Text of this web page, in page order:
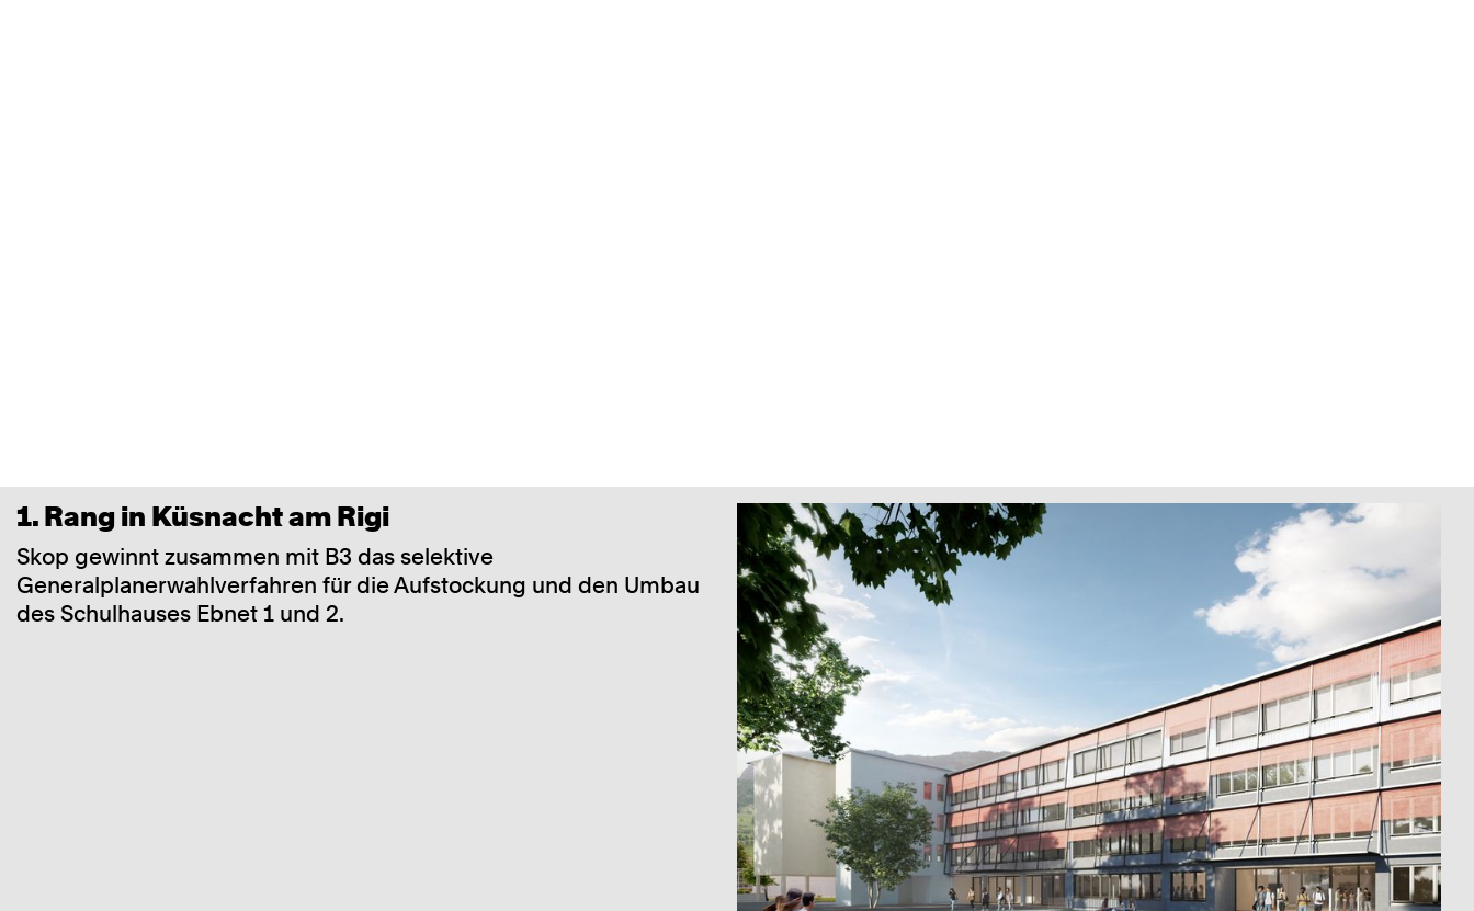
1. Rang in Küsnacht am Rigi
Skop gewinnt zusammen mit B3 das selektive
Generalplanerwahlverfahren für die Aufstockung und den Umbau
des Schulhauses Ebnet 1 und 2.